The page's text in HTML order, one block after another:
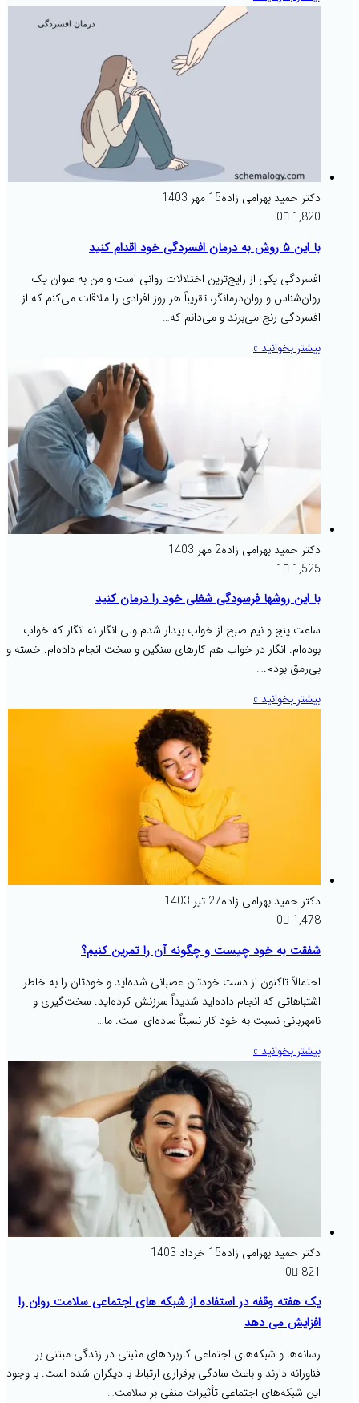
دکتر حمید بهرامی زاده15 مهر 1403
0
1,820
با این ۵ روش به درمان افسردگی خود اقدام کنید
افسردگی یکی از رایج‌ترین اختلالات روانی است و من به عنوان یک
روان‌شناس و روان‌درمانگر، تقریباً هر روز افرادی را ملاقات می‌کنم که از
افسردگی رنج می‌برند و می‌دانم که…
بیشتر بخوانید »
دکتر حمید بهرامی زاده2 مهر 1403
1
1,525
با این روشها فرسودگی شغلی خود را درمان کنید
ساعت پنج و نیم صبح از خواب بیدار شدم ولی انگار نه انگار که خواب
بوده‌ام. انگار در خواب هم کارهای سنگین و سخت انجام داده‌ام. خسته و
بی‌رمق بودم.…
بیشتر بخوانید »
دکتر حمید بهرامی زاده27 تیر 1403
0
1,478
شفقت به خود چیست و چگونه آن را تمرین کنیم؟
احتمالاً تاکنون از دست خودتان عصبانی شده‌اید و خودتان را به خاطر
اشتباهاتی که انجام داده‌اید شدیداً سرزنش کرده‌اید. سخت‌گیری و
نامهربانی نسبت به خود کار نسبتاً ساده‌ای است. ما…
بیشتر بخوانید »
دکتر حمید بهرامی زاده15 خرداد 1403
0
821
یک هفته وقفه در استفاده از شبکه های اجتماعی سلامت روان را
افزایش می دهد
رسانه‌ها و شبکه‌های اجتماعی کاربردهای مثبتی در زندگی مبتنی بر
فناورانه دارند و باعث سادگی برقراری ارتباط با دیگران شده است. با وجود
این شبکه‌های اجتماعی تأثیرات منفی بر سلامت…